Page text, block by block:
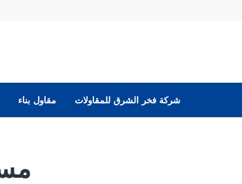
شركة فخر الشرق للمقاولات مقاول بناء